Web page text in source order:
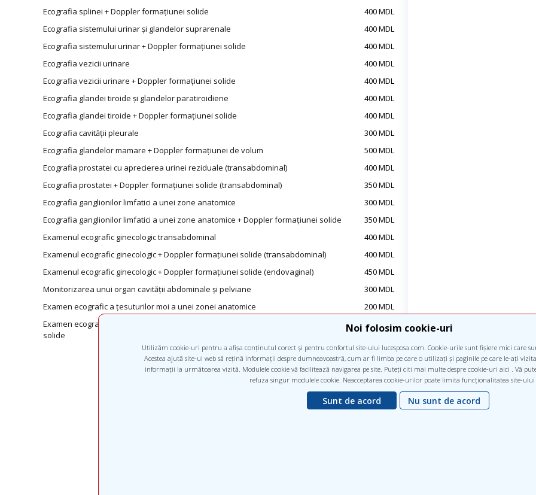
Ecografia splinei + Doppler formațiunei solide
400 MDL
Ecografia sistemului urinar și glandelor suprarenale
400 MDL
Ecografia sistemului urinar + Doppler formațiunei solide
400 MDL
Ecografia vezicii urinare
400 MDL
Ecografia vezicii urinare + Doppler formațiunei solide
400 MDL
Ecografia glandei tiroide și glandelor paratiroidiene
400 MDL
Ecografia glandei tiroide + Doppler formațiunei solide
400 MDL
Ecografia cavității pleurale
300 MDL
Ecografia glandelor mamare + Doppler formațiunei de volum
500 MDL
Ecografia prostatei cu aprecierea urinei reziduale (transabdominal)
400 MDL
Ecografia prostatei + Doppler formațiunei solide (transabdominal)
350 MDL
Ecografia ganglionilor limfatici a unei zone anatomice
300 MDL
Ecografia ganglionilor limfatici a unei zone anatomice + Doppler formațiunei solide
350 MDL
Examenul ecografic ginecologic transabdominal
400 MDL
Examenul ecografic ginecologic + Doppler formațiunei solide (transabdominal)
400 MDL
Examenul ecografic ginecologic + Doppler formațiunei solide (endovaginal)
450 MDL
Monitorizarea unui organ cavității abdominale și pelviane
300 MDL
Examen ecografic a țesuturilor moi a unei zonei anatomice
200 MDL
Examen ecografic a țesuturilor moi a unei zonei anatomice + Doppler formațiunei
solide
300 MDL
Noi folosim cookie-uri
Utilizăm cookie-uri pentru a afișa conținutul corect și pentru confortul site-ului lucesposa.com. Cookie-urile sunt fișiere mici care
Acestea ajută site-ul web să rețină informații despre dumneavoastră, cum ar fi limba pe care o utilizați și paginile pe care le-ați
informații la următoarea vizită. Modulele cookie vă facilitează navigarea pe site. Puteți citi mai multe despre cookie-uri aici . Vă
refuza singur modulele cookie. Neacceptarea cookie-urilor poate limita funcționalitatea site-ului
Sunt de acord Nu sunt de acord